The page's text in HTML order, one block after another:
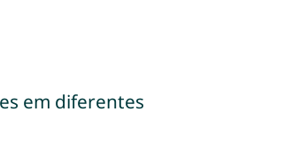
em diferentes